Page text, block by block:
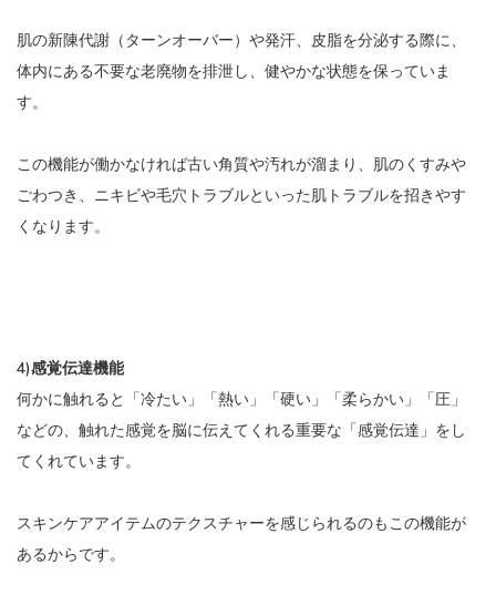
肌の新陳代謝（ターンオーバー）や発汗、皮脂を分泌する際に、
体内にある不要な老廃物を排泄し、健やかな状態を保っていま
す。
この機能が働かなければ古い角質や汚れが溜まり、肌のくすみや
ごわつき、ニキビや毛穴トラブルといった肌トラブルを招きやす
くなります。
4)感覚伝達機能
何かに触れると「冷たい」「熱い」「硬い」「柔らかい」「圧」
などの、触れた感覚を脳に伝えてくれる重要な「感覚伝達」をし
てくれています。
スキンケアアイテムのテクスチャーを感じられるのもこの機能が
あるからです。